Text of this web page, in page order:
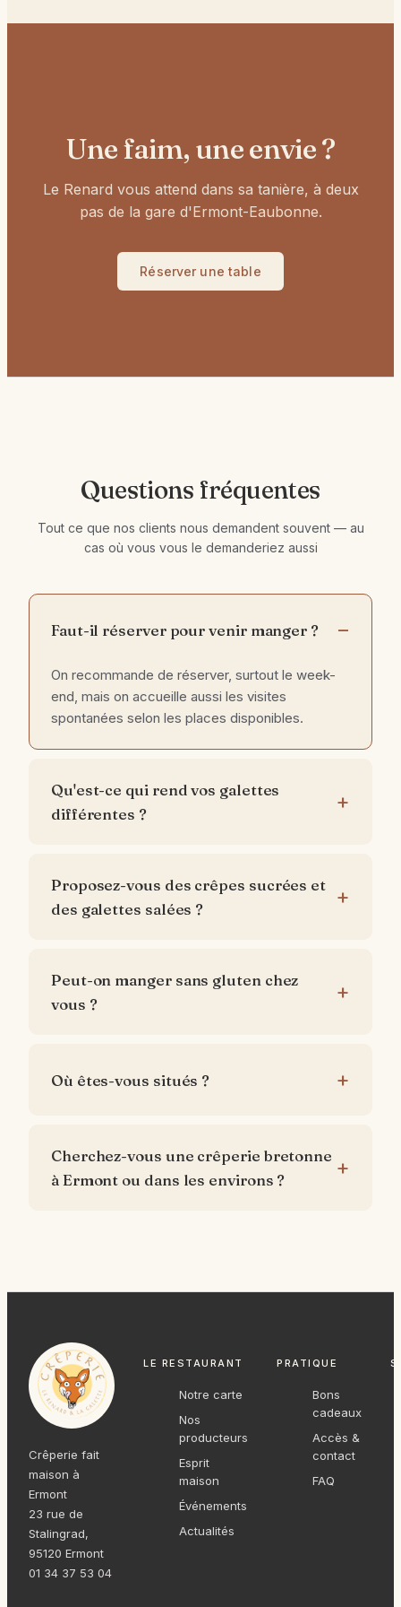
Une faim, une envie ?
Le Renard vous attend dans sa tanière, à deux
pas de la gare d'Ermont-Eaubonne.
Réserver une table
Questions fréquentes
Tout ce que nos clients nous demandent souvent — au
cas où vous vous le demanderiez aussi
Faut-il réserver pour venir manger ?
On recommande de réserver, surtout le week-
end, mais on accueille aussi les visites
spontanées selon les places disponibles.
Qu'est-ce qui rend vos galettes
différentes ?
Proposez-vous des crêpes sucrées et
des galettes salées ?
Peut-on manger sans gluten chez
vous ?
Où êtes-vous situés ?
Cherchez-vous une crêperie bretonne
à Ermont ou dans les environs ?
Crêperie fait
maison à
Ermont
23 rue de
Stalingrad,
95120 Ermont
01 34 37 53 04
LE RESTAURANT
Notre carte
Nos
producteurs
Esprit
maison
Événements
Actualités
PRATIQUE
Bons
cadeaux
Accès &
contact
FAQ